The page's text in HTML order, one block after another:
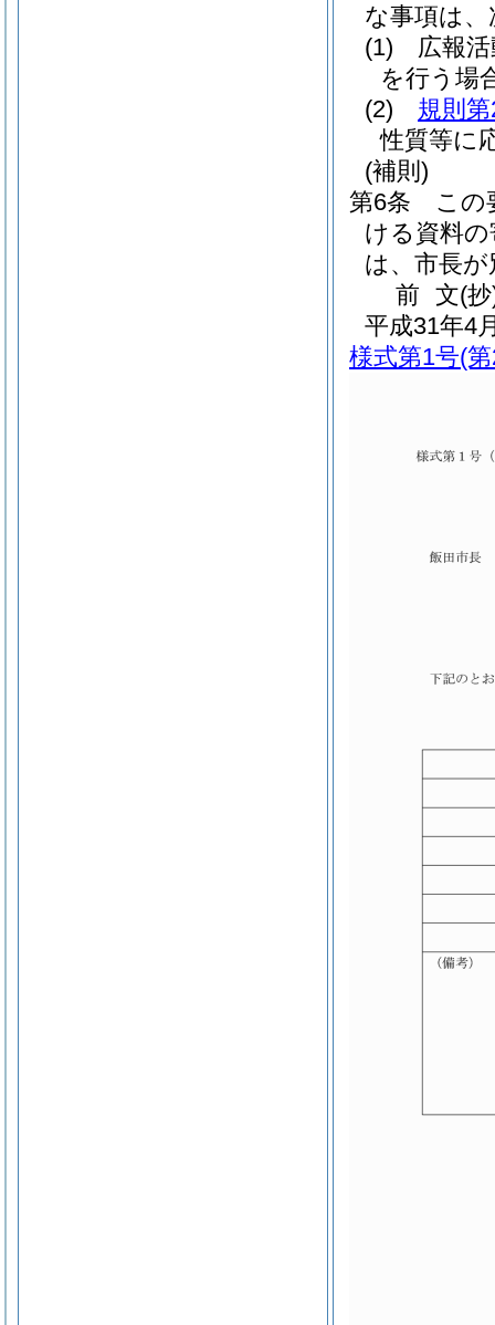
な事項は
(1)
広報
を行う場
(2)
規則
性質等に
(補則)
第6条
この
ける資料
は、市長
前文(
平成31年4
様式第1号(